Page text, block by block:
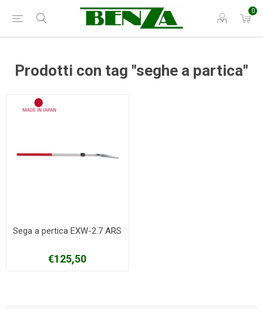
0
Prodotti con tag "seghe a partica"
Sega a pertica EXW-2.7 ARS
€125,50